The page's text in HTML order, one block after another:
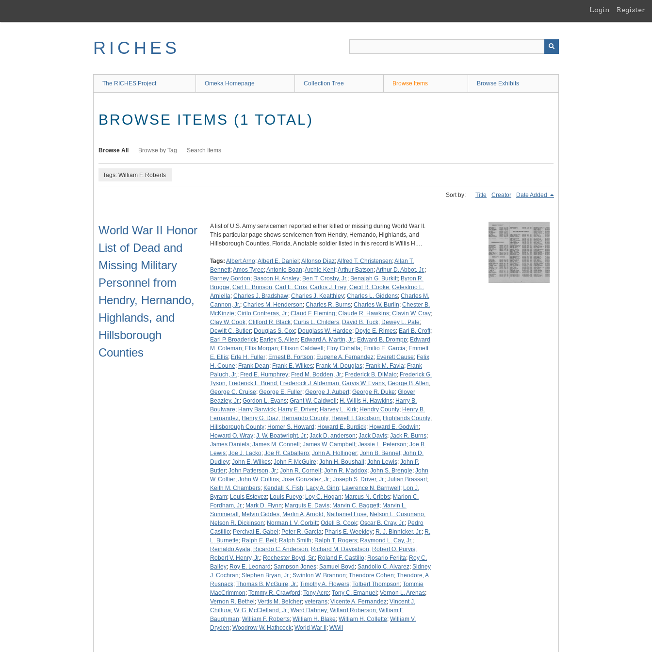
main
Login Register
RICHES
The RICHES Project Omeka Homepage Collection Tree Browse Items Browse Exhibits
BROWSE ITEMS (1 TOTAL)
Browse All Browse by Tag Search Items
Tags: William F. Roberts
Sort by: Title Creator Date Added
World War II Honor
List of Dead and
Missing Military
Personnel from
Hendry, Hernando,
Highlands, and
Hillsborough
Counties
A list of U.S. Army servicemen reported either killed or missing during World War II.
This particular page shows servicemen from Hendry, Hernando, Highlands, and
Hillsborough Counties, Florida. A notable soldier listed in this record is Willis H.…
Tags: Albert Arno;Albert E. Daniel ;Alfonso Diaz;Alfred T. Christensen;Allan T.
Bennett;Amos Tyree;Antonio Boan;Archie Kent;Arthur Batson;Arthur D. Abbot, Jr.;
Barney Gordon; Bascon H. Ansley; Ben T. Crosby, Jr.; Benajah G. Burkitt; Byron R.
Brugge; Carl E. Brinson; Carl E. Cros; Carlos J. Frey; Cecil R. Cooke; Celestrno L.
Arniella; Charles J. Bradshaw; Charles J. Keatthley; Charles L. Giddens; Charles M.
Cannon, Jr.; Charles M. Henderson; Charles R. Burns; Charles W. Burlin; Chester B.
McKinzie; Cirilo Contreras, Jr.; Claud F. Fleming; Claude R. Hawkins; Clavin W. Cray;
Clay W. Cook; Clifford R. Black; Curtis L. Childers; David B. Tuck; Dewey L. Pate;
Dewitt C. Butler; Douglas S. Cox; Douglass W. Hardee; Doyle E. Rimes; Earl B. Croft;
Earl P. Broaderick; Earley S. Allen; Edward A. Martin, Jr.; Edward B. Drompp; Edward
M. Coleman; Ellis Morgan; Ellison Caldwell ; Eloy Cohalla; Emilio E. Garcia; Emmett
E. Ellis; Erle H. Fuller; Ernest B. Fortson; Eugene A. Fernandez; Everett Cause; Felix
H. Coune; Frank Dean; Frank E. Wilkes; Frank M. Douglas; Frank M. Favia; Frank
Paluch, Jr.; Fred E. Humphrey; Fred M. Bodden, Jr.; Frederick B. DiMaio; Frederick G.
Tyson; Frederick L. Brend ; Frederock J. Alderman; Garvis W. Evans; George B. Allen;
George C. Cruise; George E. Fuller; George J. Aubert; George R. Duke; Glover
Beazley, Jr.; Gordon L. Evans; Grant W. Caldwell ; H. Willis H. Hawkins; Harry B.
Boulware; Harry Barwick; Harry E. Driver; Harvey L. Kirk; Hendry County; Henry B.
Fernandez; Henry G. Diaz; Hernando County; Hewell I. Goodson; Highlands County;
Hillsborough County; Homer S. Howard ; Howard E. Burdick; Howard E. Godwin;
Howard O. Wray; J. W. Boatwright, Jr.; Jack D. anderson; Jack Davis; Jack R. Burns;
James Daniels; James M. Connell ; James W. Campbell ; Jessie L. Peterson; Joe B.
Lewis; Joe J. Lacko; Joe R. Caballero; John A. Hollinger; John B. Bennet; John D.
Dudley; John E. Wilkes; John F. McGuire; John H. Boushall ; John Lewis; John P.
Butler; John Patterson, Jr.; John R. Cornell ; John R. Maddox; John S. Brengle; John
W. Collier; John W. Collins; Jose Gonzalez, Jr.; Joseph S. Driver, Jr.; Julian Brassart;
Keith M. Chambers; Kendall K. Fish; Lacy A. Ginn; Lawrence N. Barnwell ; Lon J.
Byram; Louis Estevez; Louis Fueyo; Loy C. Hogan; Marcus N. Cribbs; Marion C.
Fordham, Jr.; Mark D. Flynn; Marquis E. Davis; Marvin C. Baggett; Marvin L.
Summerall ; Melvin Giddes; Merlin A. Arnold ; Nathaniel Fuse; Nelson L. Cusunano;
Nelson R. Dickinson; Norman I. V. Corbitt; Odell B. Cook; Oscar B. Cray, Jr.; Pedro
Castillo; Percival E. Gabel ; Peter R. Garcia; Pharis E. Weekley; R. J. Binnicker, Jr.; R.
L. Burnette; Ralph E. Bell ; Ralph Smith; Ralph T. Rogers; Raymond L. Cay, Jr.;
Reinaldo Ayala; Ricardo C. Anderson; Richard M. Davisdson; Robert O. Purvis;
Robert V. Henry, Jr.; Rochester Boyd, Sr.; Roland F. Castillo; Rosario Ferlita; Roy C.
Bailey; Roy E. Leonard ; Sampson Jones; Samuel Boyd ; Sandolio C. Alvarez; Sidney
J. Cochran; Stephen Bryan, Jr.; Swinton W. Brannon; Theodore Cohen; Theodore, A.
Rusnack; Thomas B. McGuire, Jr.; Timothy A. Flowers; Tolbert Thompson; Tommie
MacCrimmon; Tommy R. Crawford ; Tony Acre; Tony C. Emanuel ; Vernon L. Arenas;
Vernon R. Bethel ; Vertis M. Belcher; veterans; Vicente A. Fernandez; Vincent J.
Chillura; W. G. McClelland, Jr.; Ward Dabney; Willard Roberson; William F.
Baughman; William F. Roberts; William H. Blake; William H. Collette; William V.
Dryden; Woodrow W. Hathcock; World War II ; WWII